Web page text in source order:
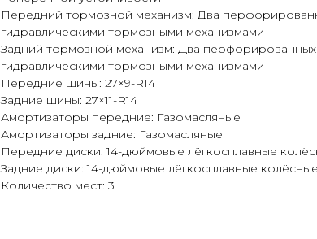
Передний тормозной механизм: Два
гидравлическими тормозными механизмами
Задний тормозной механизм: Два
гидравлическими тормозными механизмами
Передние шины: 27×9-R14
Задние шины: 27×11-R14
Амортизаторы передние: Газомасляные
Амортизаторы задние: Газомасляные
Передние диски: 14-дюймовые лёгкосплавные
Задние диски: 14-дюймовые лёгкосплавные
Количество мест: 3